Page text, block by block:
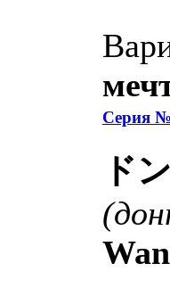
Серия
ド